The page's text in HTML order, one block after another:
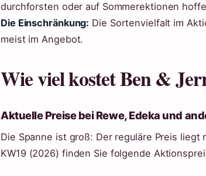
durchforsten oder auf Sommerektionen
Die Einschränkung: Die Sortenvielfalt im
meist im Angebot.
Wie viel kostet Ben &
Aktuelle Preise bei Rewe, Edeka und
Die Spanne ist groß: Der reguläre Preis liegt
KW19 (2026) finden Sie folgende